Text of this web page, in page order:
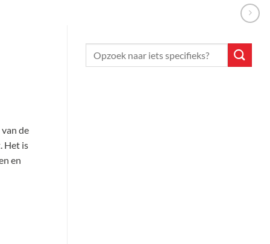
de
Het is
en